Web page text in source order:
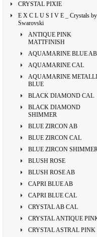
CRYSTAL PIXIE
E X C L U S I V E _ Crystals by
Swarovski
ANTIQUE PINK
MATTFINISH
AQUAMARINE BLUE AB
AQUAMARINE CAL
AQUAMARINE
BLUE
BLACK DIAMOND CAL
BLACK DIAMOND
SHIMMER
BLUE ZIRCON AB
BLUE ZIRCON CAL
BLUE ZIRCON
BLUSH ROSE
BLUSH ROSE AB
CAPRI BLUE AB
CAPRI BLUE CAL
CRYSTAL AB CAL
CRYSTAL ANTIQUE
CRYSTAL ASTRAL PINK